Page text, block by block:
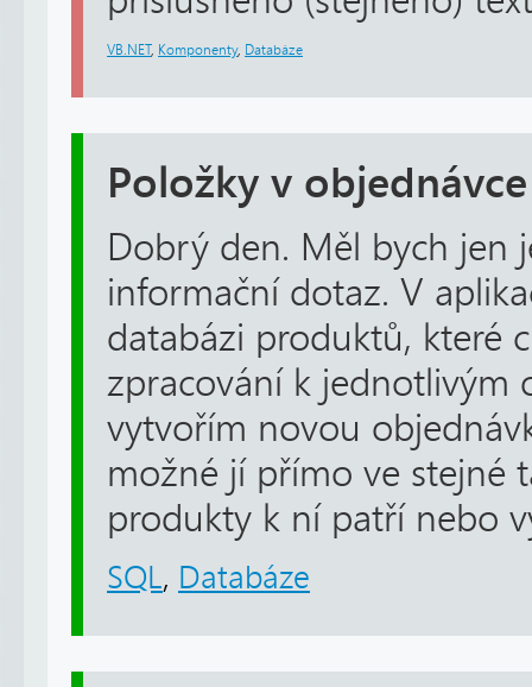
VB.NET, Komponenty, Databáze
Položky v objednávce
Dobrý den. Měl bych jen
informační dotaz. V
databázi produktů, které
zpracování k jednotlivým
vytvořím novou
možné jí přímo ve stejné
produkty k ní patří nebo
SQL, Databáze